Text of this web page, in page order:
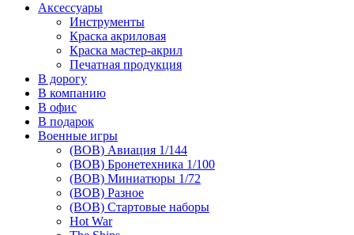
Аксессуары
Инструменты
Краска акриловая
Краска мастер-акрил
Печатная продукция
В дорогу
В компанию
В офис
В подарок
Военные игры
(ВОВ) Авиация 1/144
(ВОВ) Бронетехника 1/100
(ВОВ) Миниатюры 1/72
(ВОВ) Разное
(ВОВ) Стартовые наборы
Hot War